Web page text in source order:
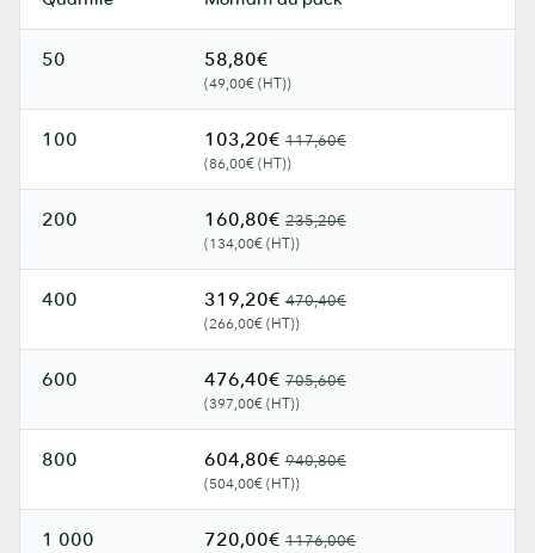
50 58,80€
(49,00€ (HT))
100 103,20€ 117,60€
(86,00€ (HT))
200 160,80€ 235,20€
(134,00€ (HT))
400 319,20€ 470,40€
(266,00€ (HT))
600 476,40€ 705,60€
(397,00€ (HT))
800 604,80€ 940,80€
(504,00€ (HT))
1 000 720,00€ 1176,00€